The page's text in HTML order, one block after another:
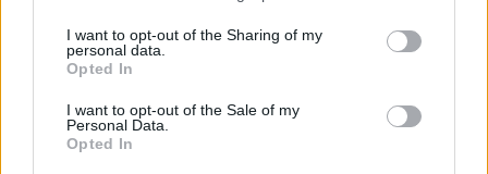
I want to opt-out of the Sharing of my
personal data.
Opted In
I want to opt-out of the Sale of my
Personal Data.
Opted In